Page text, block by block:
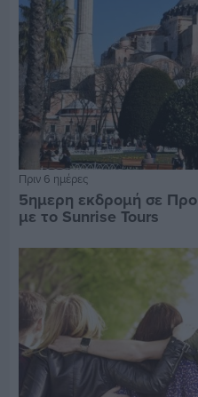
Πριν 6 ημέρες
5ημερη εκδρομή σε
με το Sunrise Tours